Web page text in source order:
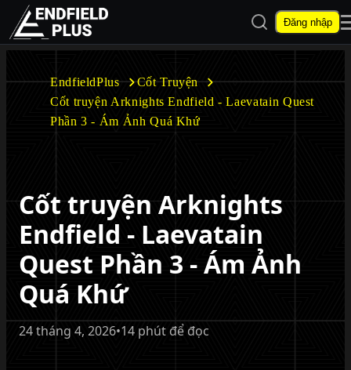
EndfieldPlus
menu con
menu con
Mở tìm kiếmĐăng nhập
EndfieldPlus
Cốt Truyện
Cốt truyện Arknights Endfield - Laevatain Quest
Phần 3 - Ám Ảnh Quá Khứ
Cốt truyện Arknights
Endfield - Laevatain
Quest Phần 3 - Ám Ảnh
Quá Khứ
24 tháng 4, 2026•14 phút để đọc